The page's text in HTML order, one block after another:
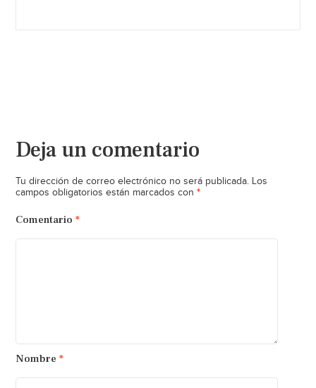
Deja un comentario
Tu dirección de correo electrónico no será publicada. Los
campos obligatorios están marcados con *
Comentario *
Nombre *